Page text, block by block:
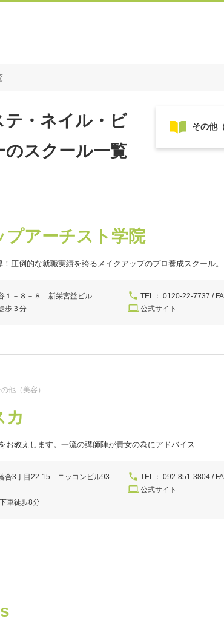
テ・ネイル・ビ
のスクール一覧
プアーチスト学院
圧倒的な就職実績を誇るメイクアップのプロ養成スクール。
１－８－８ 新栄宮益ビル
歩３分
TEL： 0120-22-7737 /
公式サイト
他（美容）
カ
お教えします。一流の講師陣が貴女の為にアドバイス
合3丁目22-15 ニッコンビル93
車徒歩8分
TEL： 092-851-3804 /
公式サイト